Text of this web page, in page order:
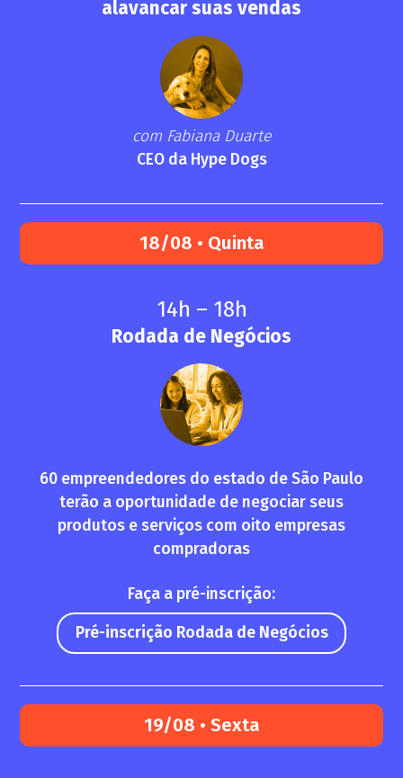
alavancar suas vendas
com Fabiana Duarte
CEO da Hype Dogs
18/08 • Quinta
14h – 18h
Rodada de Negócios
60 empreendedores do estado de São Paulo
terão a oportunidade de negociar seus
produtos e serviços com oito empresas
compradoras
Faça a pré-inscrição:
Pré-inscrição Rodada de Negócios
19/08 • Sexta